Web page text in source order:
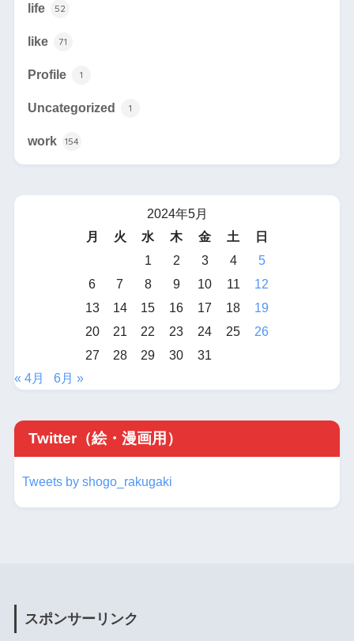
life 52
like 71
Profile 1
Uncategorized 1
work 154
2024年5月
月
火 水 木 金 土
日
1
2 3 4
5
6
7 8 9 10 11
12
13
14 15 16 17 18
19
20
21 22 23 24 25
26
27
28 29 30
31
« 4月
6月 »
Twitter（絵・漫画用）
Tweets by shogo_rakugaki
スポンサーリンク